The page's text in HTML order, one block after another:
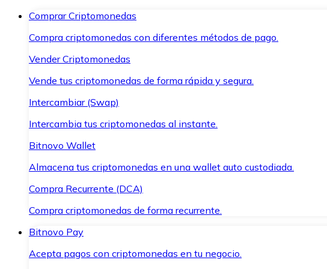
Comprar Criptomonedas
Compra criptomonedas con diferentes métodos de pago.
Vender Criptomonedas
Vende tus criptomonedas de forma rápida y segura.
Intercambiar (Swap)
Intercambia tus criptomonedas al instante.
Bitnovo Wallet
Almacena tus criptomonedas en una wallet auto custodiada.
Compra Recurrente (DCA)
Compra criptomonedas de forma recurrente.
Bitnovo Pay
Acepta pagos con criptomonedas en tu negocio.